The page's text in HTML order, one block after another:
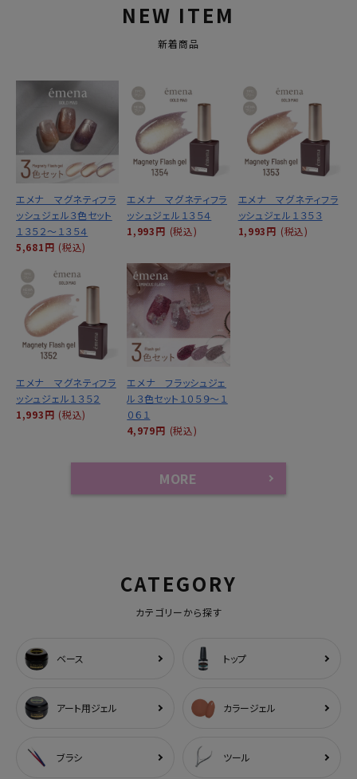
NEW ITEM
新着商品
エメナ マグネティフラ
ッシュジェル３色セット
１３５２～１３５４
5,681円 (税込)
エメナ マグネティフラ
ッシュジェル１３５４
1,993円 (税込)
エメナ マグネティフラ
ッシュジェル１３５３
1,993円 (税込)
エメナ マグネティフラ
ッシュジェル１３５２
1,993円 (税込)
エメナ フラッシュジェ
ル３色セット１０５９～１
０６１
4,979円 (税込)
MORE
CATEGORY
カテゴリーから探す
ベース トップ
アート用ジェル カラージェル
ブラシ ツール